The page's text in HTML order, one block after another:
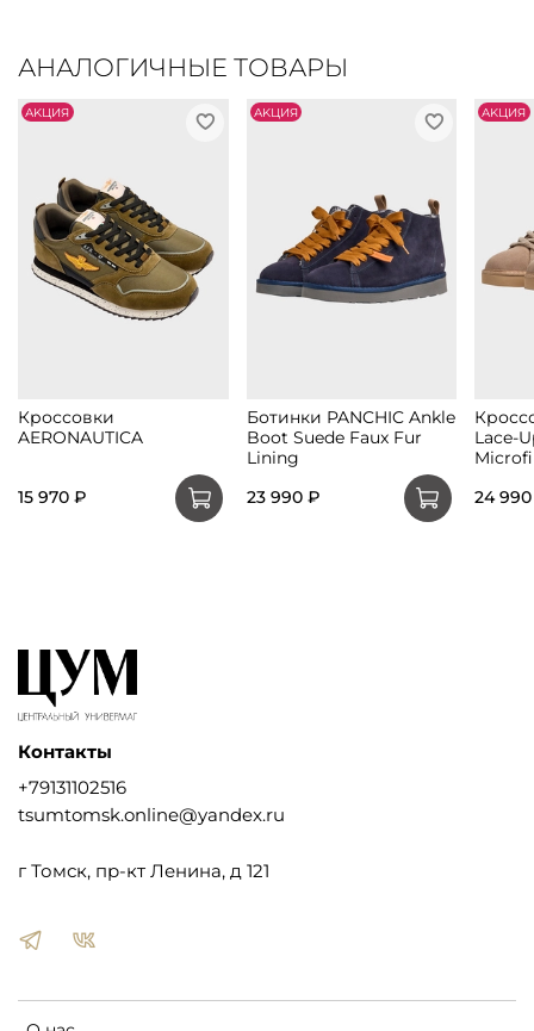
АНАЛОГИЧНЫЕ ТОВАРЫ
АKЦИЯ
Кроссовки
AERONAUTICA
15 970 ₽
АKЦИЯ
Ботинки PANCHIC Ankle
Boot Suede Faux Fur
Lining
23 990 ₽
АKЦИЯ
Lace-
24
Контакты
+79131102516
tsumtomsk.online@yandex.ru
г Томск, пр-кт Ленина, д 121